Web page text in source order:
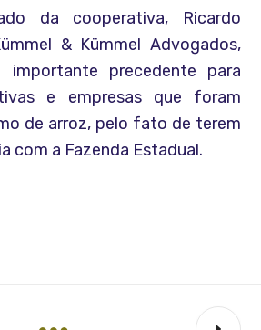
da cooperativa, Ricardo
& Kümmel Advogados,
precedente para
e empresas que foram
de arroz, pelo fato de terem
com a Fazenda Estadual.